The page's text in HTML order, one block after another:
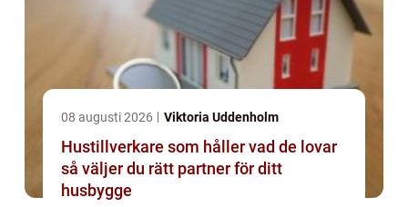
08 augusti 2026 Viktoria Uddenholm
Hustillverkare som håller vad de lovar
så väljer du rätt partner för ditt
husbygge